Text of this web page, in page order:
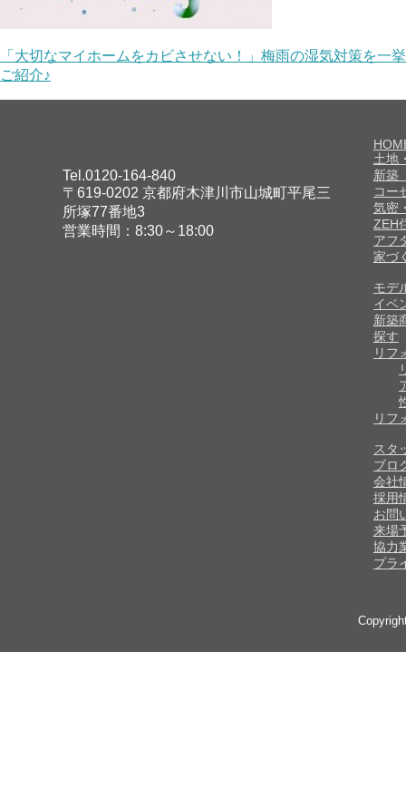
「大切なマイホームをカビさせない！」梅雨の湿気対策を一挙
ご紹介♪
Tel.0120-164-840
〒619-0202 京都府木津川市山城町平尾三
所塚77番地3
営業時間：8:30～18:00
土地
新築
コー
気密
ZEH
アフ
家づ
モデ
イベ
新築
探す
リフ
リフ
スタ
ブロ
会社
採用
お問
来場
協力
プラ